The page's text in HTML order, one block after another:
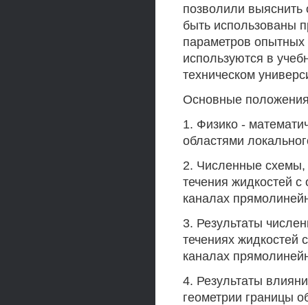
позволили выяснить
быть использованы
параметров
используются в
техническом
Основные
1. Физико -
областями
2. Численные схемы,
течения жидкостей с
каналах
3. Результаты
течениях жидкостей
каналах
4. Результаты
геометрии границы